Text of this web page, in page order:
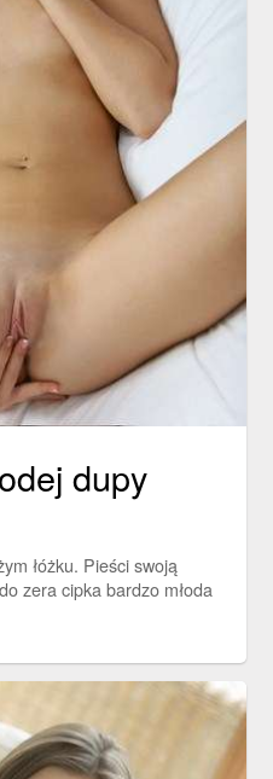
dupy
łóżku. Pieści swoją
zera cipka bardzo młoda